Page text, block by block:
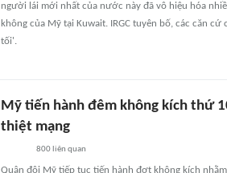
người lái mới nhất của nước này đã vô hiệu hóa
không của Mỹ tại Kuwait. IRGC tuyên bố, các căn
tối'.
Mỹ tiến hành đêm không kích thứ
thiệt mạng
800liên quan
Quân đội Mỹ tiếp tục tiến hành đợt không kích